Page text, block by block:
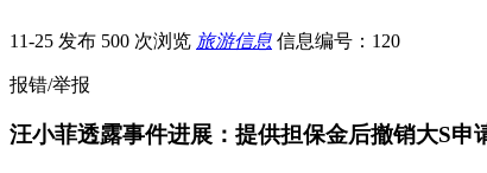
11-25 发布 500 次浏览 旅游信息 信息编号：120
报错/举报
汪小菲透露事件进展：提供担保金后撤销大S申